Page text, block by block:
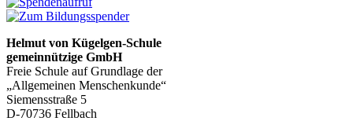
Helmut von Kügelgen-Schule
gemeinnützige GmbH
Freie Schule auf Grundlage der
„Allgemeinen Menschenkunde“
Siemensstraße 5
D-70736 Fellbach